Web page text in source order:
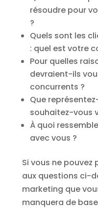
résoudre pour
?
Quels sont les
: quel est votre
Pour quelles
devraient-ils
concurrents ?
Que
souhaitez-vous
À quoi
avec vous ?
Si vous ne
aux questions ci-
marketing que
manquera de